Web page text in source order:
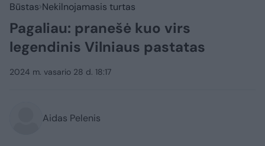
Būstas Nekilnojamasis turtas
Pagaliau: pranešė kuo virs
legendinis Vilniaus pastatas
2024 m. vasario 28 d. 18:17
Aidas Pelenis